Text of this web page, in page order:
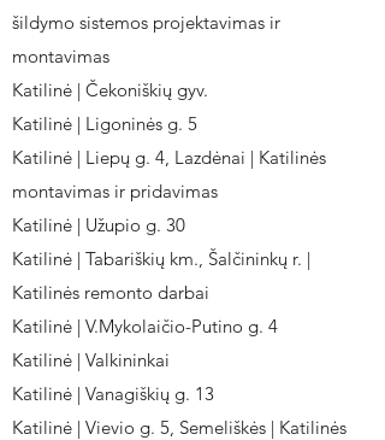
šildymo sistemos projektavimas ir
montavimas
Katilinė | Čekoniškių gyv.
Katilinė | Ligoninės g. 5
Katilinė | Liepų g. 4, Lazdėnai | Katilinės
montavimas ir pridavimas
Katilinė | Užupio g. 30
Katilinė | Tabariškių km., Šalčininkų r. |
Katilinės remonto darbai
Katilinė | V.Mykolaičio-Putino g. 4
Katilinė | Valkininkai
Katilinė | Vanagiškių g. 13
Katilinė | Vievio g. 5, Semeliškės | Katilinės